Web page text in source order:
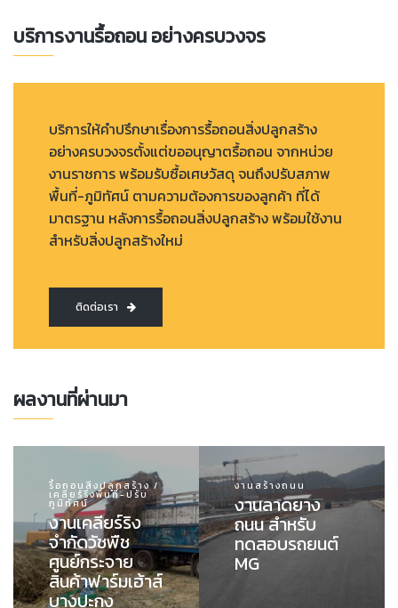
บริการงานรื้อถอน อย่างครบวงจร
บริการให้คำปรึกษาเรื่องการรื้อถอนสิ่งปลูกสร้าง
อย่างครบวงจรตั้งแต่ขออนุญาตรื้อถอน จากหน่วย
งานราชการ พร้อมรับซื้อเศษวัสดุ จนถึงปรับสภาพ
พื้นที่-ภูมิทัศน์ ตามความต้องการของลูกค้า ที่ได้
มาตรฐาน หลังการรื้อถอนสิ่งปลูกสร้าง พร้อมใช้งาน
สำหรับสิ่งปลูกสร้างใหม่
ติดต่อเรา
ผลงานที่ผ่านมา
รื้อถอนสิ่งปลูกสร้าง /
เคลียร์ริ่งพื้นที่-ปรับ
ภูมิทัศน์
งานเคลียร์ริง
จำกัดวัชพืช
ศูนย์กระจาย
สินค้าฟาร์มเฮ้าส์
บางปะกง
งานสร้างถนน
งานลาดยาง
ถนน สำหรับ
ทดสอบรถยนต์
MG